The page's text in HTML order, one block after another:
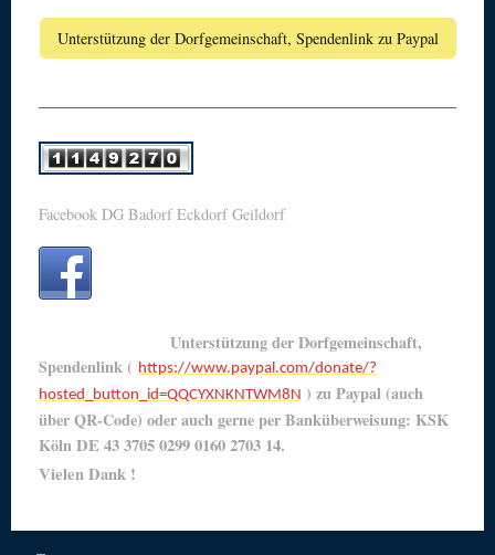
Unterstützung der Dorfgemeinschaft, Spendenlink zu Paypal
Facebook DG Badorf Eckdorf Geildorf
Unterstützung der Dorfgemeinschaft,
Spendenlink ( https://www.paypal.com/donate/?
hosted_button_id=QQCYXNKNTWM8N ) zu Paypal (auch
über QR-Code) oder auch gerne per Banküberweisung: KSK
KölnDE 43 3705 0299 0160 2703 14.
Vielen Dank !